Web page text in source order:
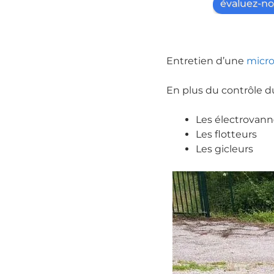
évaluez-
Entretien d’une
En plus du contrôle
Les
Les flotteurs
Les gicleurs